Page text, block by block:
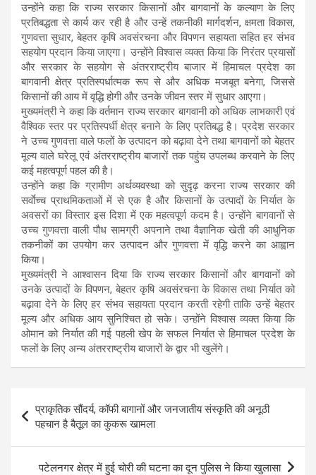
उन्होंने कहा कि राज्य सरकार किसानों और बागवानों के कल्याण के लिए
प्रतिबद्धता से कार्य कर रही है और उन्हें तकनीकी मार्गदर्शन, क्षमता विकास,
गुणवत्ता सुधार, बेहतर कृषि अवसंरचना और विपणन सहायता सहित हर संभव
सहयोग प्रदान किया जाएगा। उन्होंने विश्वास व्यक्त किया कि निरंतर प्रयासों
और सरकार के सहयोग से अंतरराष्ट्रीय बाजार में हिमाचल प्रदेश का
बागवानी क्षेत्र प्रतिस्पर्धात्मक रूप से और अधिक मजबूत बनेगा, जिससे
किसानों की आय में वृद्धि होगी और उनके जीवन स्तर में सुधार आएगा।
मुख्यमंत्री ने कहा कि वर्तमान राज्य सरकार बागवानी को अधिक लाभकारी एवं
वैश्विक स्तर पर प्रतिस्पर्धी क्षेत्र बनाने के लिए प्रतिबद्ध है। प्रदेश सरकार
ने उच्च गुणवत्ता वाले फलों के उत्पादन को बढ़ावा देने तथा बागवानों को बेहतर
मूल्य वाले घरेलू एवं अंतरराष्ट्रीय बाजारों तक पहुंच उपलब्ध करवाने के लिए
कई महत्वपूर्ण पहल की है।
उन्होंने कहा कि ग्रामीण अर्थव्यवस्था को सुदृढ़ करना राज्य सरकार की
सर्वाेच्च प्राथमिकताओं में से एक है और किसानों के उत्पादों के निर्यात के
अवसरों का विस्तार इस दिशा में एक महत्वपूर्ण कदम है। उन्होंने बागवानों से
उच्च गुणवत्ता वाली पौध सामग्री अपनाने तथा वैज्ञानिक खेती की आधुनिक
तकनीकों का उपयोग कर उत्पादन और गुणवत्ता में वृद्धि करने का आह्वान
किया।
मुख्यमंत्री ने आश्वासन दिया कि राज्य सरकार किसानों और बागवानों को
उनके उत्पादों के विपणन, बेहतर कृषि अवसंरचना के विकास तथा निर्यात को
बढ़ावा देने के लिए हर संभव सहायता प्रदान करती रहेगी ताकि उन्हें बेहतर
मूल्य और अधिक आय सुनिश्चित हो सके। उन्होंने विश्वास व्यक्त किया कि
ओमान को निर्यात की गई पहली खेप के सफल निर्यात से हिमाचल प्रदेश के
फलों के लिए अन्य अंतरराष्ट्रीय बाजारों के द्वार भी खुलेंगे।
navigation
प्राकृतिक सौंदर्य, कॉफी बागानों और जनजातीय संस्कृति की अनूठी
पहचान है बैतूल का कुकरू खामला
पटेलनगर क्षेत्र में हुई चोरी की घटना का दून पुलिस ने किया खुलासा